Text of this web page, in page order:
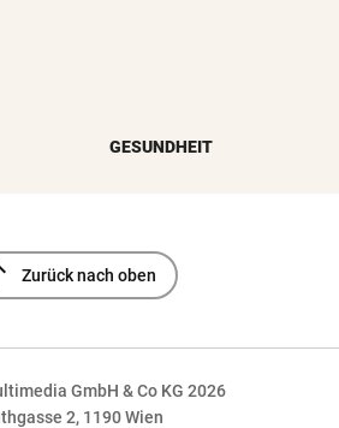
GESUNDHEIT
Zurück nach oben
GmbH & Co KG 2026
2, 1190 Wien